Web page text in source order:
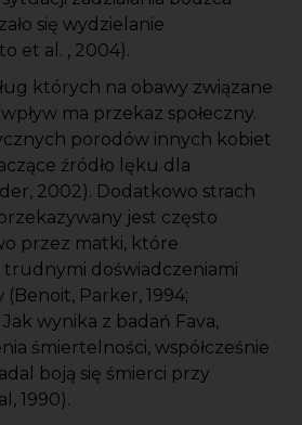
się wydzielanie
et al. , 2004).
których na obawy związane
ma przekaz społeczny.
porodów innych kobiet
źródło lęku dla
2002). Dodatkowo strach
jest często
przez matki, które
trudnymi doświadczeniami
Parker, 1994;
wynika z badań Fava,
śmiertelności, współcześnie
boją się śmierci przy
1990).